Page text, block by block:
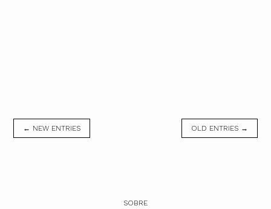
← NEW ENTRIES OLD ENTRIES →
SOBRE